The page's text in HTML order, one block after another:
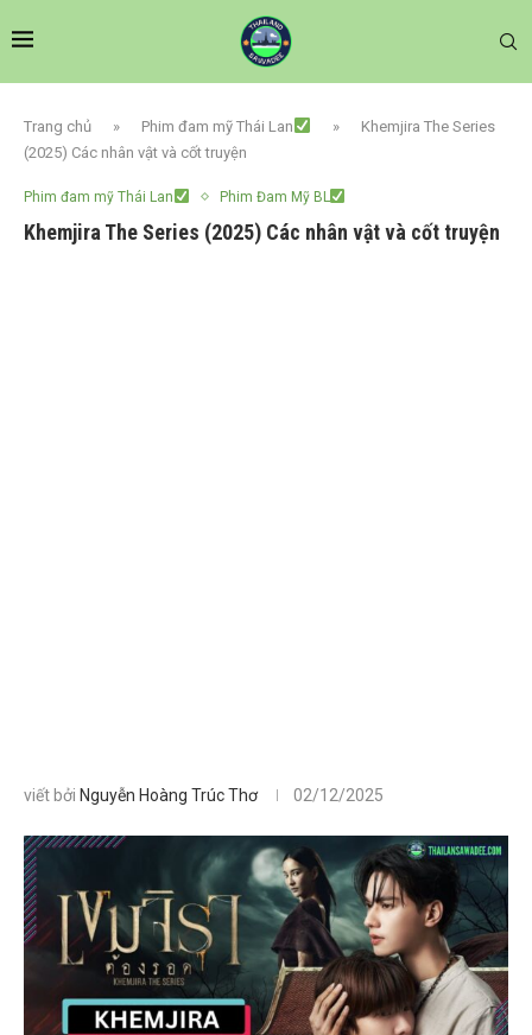
Trang chủ » Phim đam mỹ Thái Lan »
Khemjira The Series
(2025) Các nhân vật và cốt truyện
Phim đam mỹ Thái Lan Phim Đam Mỹ BL
Khemjira The Series (2025) Các nhân vật và cốt truyện
viết bởi Nguyễn Hoàng Trúc Thơ 02/12/2025